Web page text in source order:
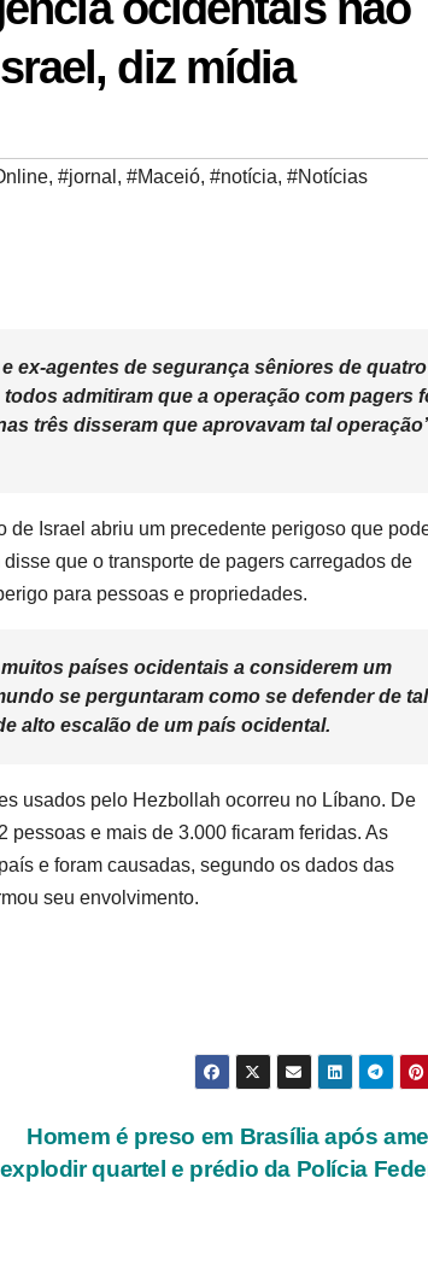
diz mídia
, #jornal , #Maceió, #notícia, #Notícias
ex-agentes de segurança sêniores de quatro
admitiram que a operação com pagers
três disseram que aprovavam tal
Israel abriu um precedente perigoso que
que o transporte de pagers carregados de
para pessoas e propriedades.
países ocidentais a considerem um
se perguntaram como se defender de tal
alto escalão de um país ocidental.
usados pelo Hezbollah ocorreu no Líbano. De
pessoas e mais de 3.000 ficaram feridas. As
e foram causadas, segundo os dados das
seu envolvimento.
Homem é preso em Brasília após
explodir quartel e prédio da Polícia